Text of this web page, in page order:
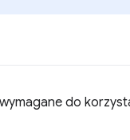
do